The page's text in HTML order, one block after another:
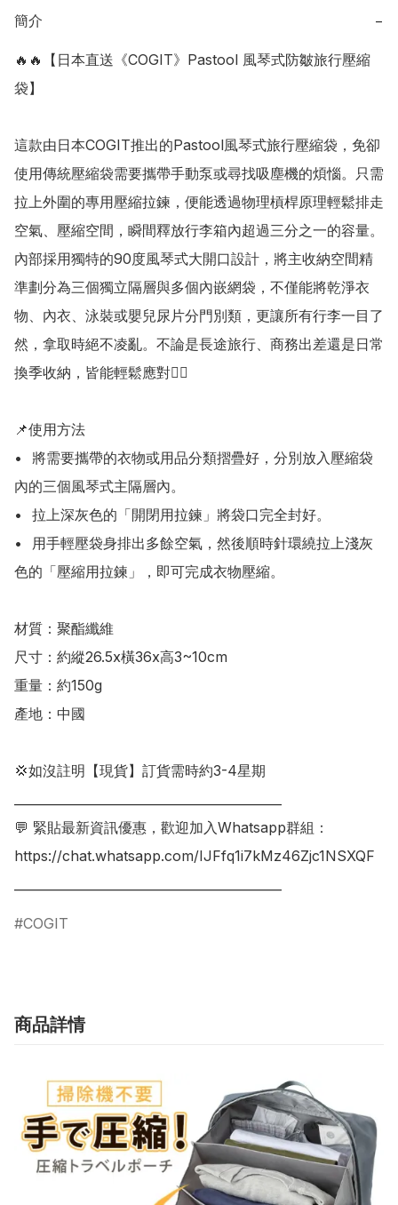
簡介 −
🔥🔥【日本直送《COGIT》Pastool 風琴式防皺旅行壓縮
袋】
這款由日本COGIT推出的Pastool風琴式旅行壓縮袋，免卻
使用傳統壓縮袋需要攜帶手動泵或尋找吸塵機的煩惱。只需
拉上外圍的專用壓縮拉鍊，便能透過物理槓桿原理輕鬆排走
空氣、壓縮空間，瞬間釋放行李箱內超過三分之一的容量。
內部採用獨特的90度風琴式大開口設計，將主收納空間精
準劃分為三個獨立隔層與多個內嵌網袋，不僅能將乾淨衣
物、內衣、泳裝或嬰兒尿片分門別類，更讓所有行李一目了
然，拿取時絕不凌亂。不論是長途旅行、商務出差還是日常
換季收納，皆能輕鬆應對👍🏻
📌使用方法
•	將需要攜帶的衣物或用品分類摺疊好，分別放入壓縮袋
內的三個風琴式主隔層內。
•	拉上深灰色的「開閉用拉鍊」將袋口完全封好。
•	用手輕壓袋身排出多餘空氣，然後順時針環繞拉上淺灰
色的「壓縮用拉鍊」，即可完成衣物壓縮。
材質：聚酯纖維
尺寸：約縱26.5x橫36x高3~10cm
重量：約150g
產地：中國
💢如沒註明【現貨】訂貨需時約3-4星期
💬 緊貼最新資訊優惠，歡迎加入Whatsapp群組：
https://chat.whatsapp.com/IJFfq1i7kMz46Zjc1NSXQF
COGIT
商品詳情